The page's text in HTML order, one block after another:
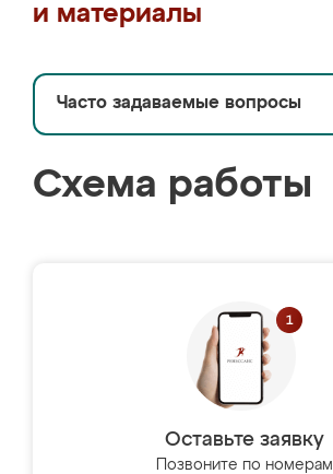
и материалы
Часто задаваемые вопросы
Схема работы
Оставьте заявку
Позвоните по номерам